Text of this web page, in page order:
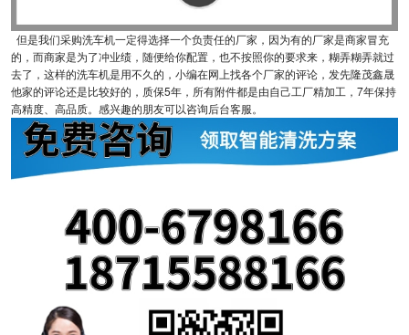
但是我们采购洗车机一定得选择一个负责任的厂家，因为有的厂家是商家冒充
的，而商家是为了冲业绩，随便给你配置，也不按照你的要求来，糊弄糊弄就过
去了，这样的洗车机是用不久的，小编在网上找各个厂家的评论，发先隆茂鑫晟
他家的评论还是比较好的，质保5年，所有附件都是由自己工厂精加工，7年保持
高精度、高品质。感兴趣的朋友可以咨询后台客服。